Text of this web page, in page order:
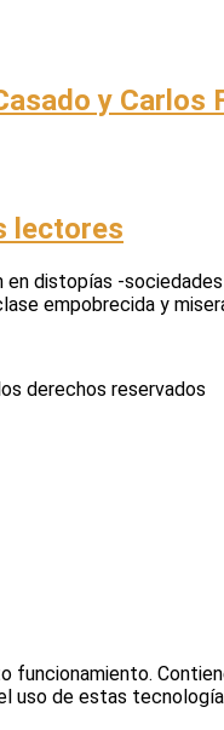
y
lectores
en distopías -
empobrecida y
derechos reservados
funcionamiento.
uso de estas